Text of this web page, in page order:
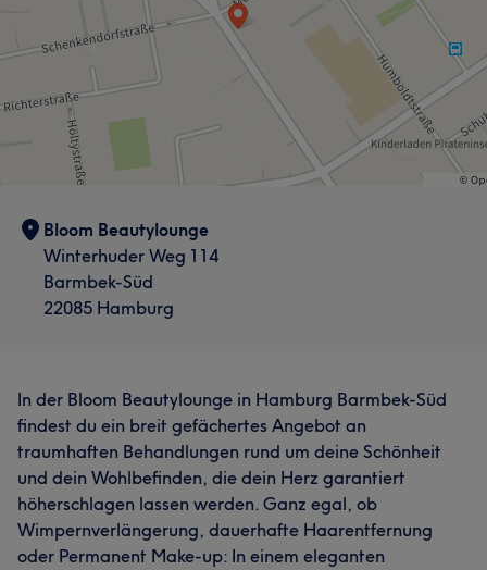
Bloom Beautylounge
Winterhuder Weg 114
Barmbek-Süd
22085 Hamburg
In der Bloom Beautylounge in Hamburg Barmbek-Süd
findest du ein breit gefächertes Angebot an
traumhaften Behandlungen rund um deine Schönheit
und dein Wohlbefinden, die dein Herz garantiert
höherschlagen lassen werden. Ganz egal, ob
Wimpernverlängerung, dauerhafte Haarentfernung
oder Permanent Make-up: In einem eleganten